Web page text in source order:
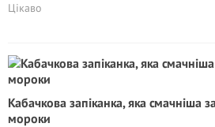
Цікаво
Кабачкова запіканка, яка смачніша
мороки